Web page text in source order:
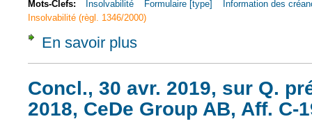
Mots-Clefs: Insolvabilité Formulaire [type]
Information des
Insolvabilité (règl. 1346/2000)
En savoir plus
Concl., 30 avr. 2019, sur Q.
2018, CeDe Group AB, Aff. C-